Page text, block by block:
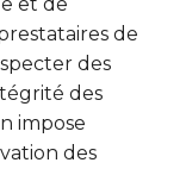
de
des
des
impose
des